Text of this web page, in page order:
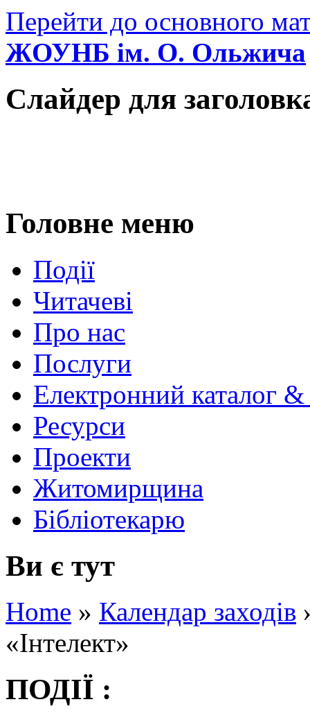
Перейти до основного
ЖОУНБ ім. О. Ольжича
Слайдер для
Головне меню
Події
Читачеві
Про нас
Послуги
Електронний каталог
Ресурси
Проекти
Житомирщина
Бібліотекарю
Ви є тут
Home » Календар заходів
«Інтелект»
ПОДІЇ :